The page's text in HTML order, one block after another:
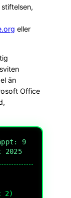
eller
än
Office
9
2025
2)